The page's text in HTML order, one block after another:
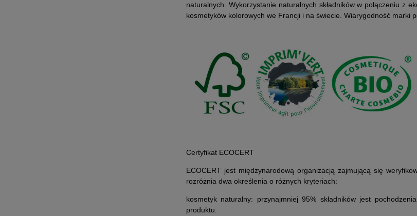
naturalnych. Wykorzystanie naturalnych składników w połączeniu z
kosmetyków kolorowych we Francji i na świecie. Wiarygodność marki
Certyfikat ECOCERT
ECOCERT jest międzynarodową organizacją zajmującą się
rozróżnia dwa określenia o różnych kryteriach:
kosmetyk naturalny: przynajmniej 95% składników jest
produktu.